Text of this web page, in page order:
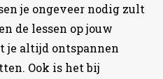
je ongeveer nodig zult
de lessen op jouw
je altijd ontspannen
Ook is het bij